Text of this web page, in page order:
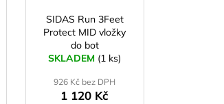
SIDAS Run 3Feet
Protect MID vložky
do bot
SKLADEM (1 ks)
926 Kč bez DPH
1 120 Kč